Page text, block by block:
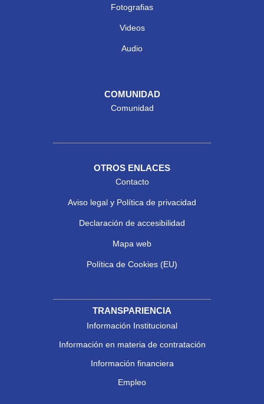
Fotografias
Videos
Audio
COMUNIDAD
Comunidad
OTROS ENLACES
Contacto
Aviso legal y Política de privacidad
Declaración de accesibilidad
Mapa web
Política de Cookies (EU)
TRANSPARIENCIA
Información Institucional
Información en materia de contratación
Información financiera
Empleo